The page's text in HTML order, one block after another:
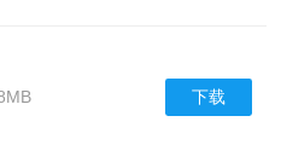
下载